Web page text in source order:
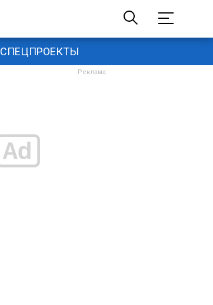
СПЕЦПРОЕКТЫ